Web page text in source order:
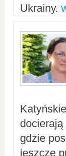
Ukrainy.
gdzie
jeszcze